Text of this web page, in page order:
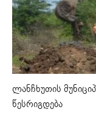
ლანჩხუთის
წესრიგდება